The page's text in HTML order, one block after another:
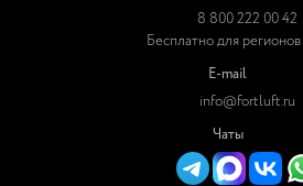
8 800 222 00 42
Бесплатно для
E-mail
info@fortluft.ru
Чаты